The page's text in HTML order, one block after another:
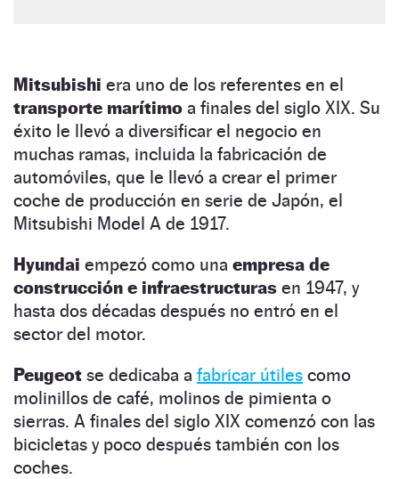
Mitsubishi era uno de los referentes en el
transporte marítimo a finales del siglo XIX. Su
éxito le llevó a diversificar el negocio en
muchas ramas, incluida la fabricación de
automóviles, que le llevó a crear el primer
coche de producción en serie de Japón, el
Mitsubishi Model A de 1917.
Hyundai empezó como una empresa de
construcción e infraestructuras en 1947, y
hasta dos décadas después no entró en el
sector del motor.
Peugeot se dedicaba a fabricar útiles como
molinillos de café, molinos de pimienta o
sierras. A finales del siglo XIX comenzó con las
bicicletas y poco después también con los
coches.